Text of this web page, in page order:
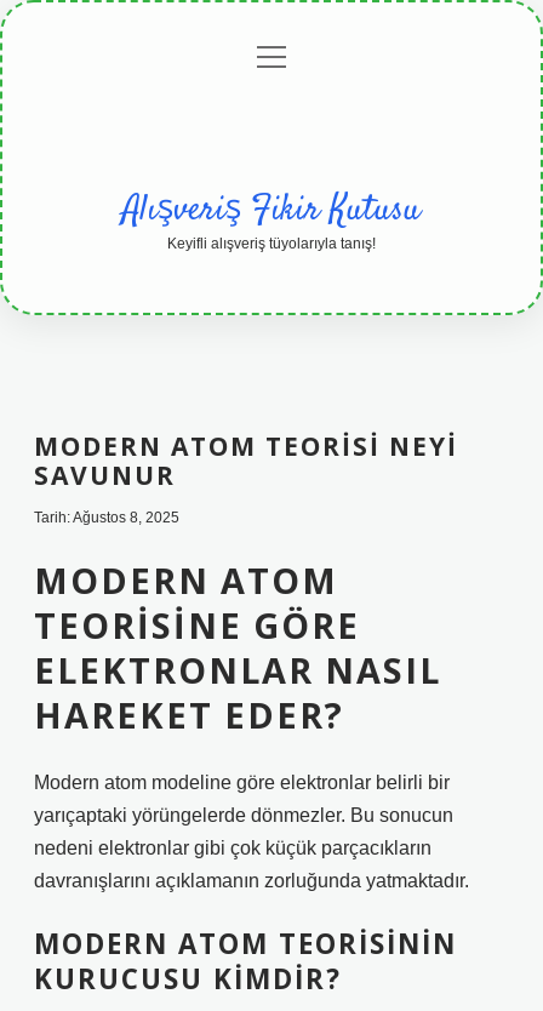
Gizlilikmenüyü
Alışveriş Fikir Kutusu
Keyifli alışveriş tüyolarıyla tanış!
MODERN ATOM TEORISI NEYI
SAVUNUR
Tarih: Ağustos 8, 2025
MODERN ATOM
TEORISINE GÖRE
ELEKTRONLAR NASIL
HAREKET EDER?
Modern atom modeline göre elektronlar belirli bir
yarıçaptaki yörüngelerde dönmezler. Bu sonucun
nedeni elektronlar gibi çok küçük parçacıkların
davranışlarını açıklamanın zorluğunda yatmaktadır.
MODERN ATOM TEORISININ
KURUCUSU KIMDIR?